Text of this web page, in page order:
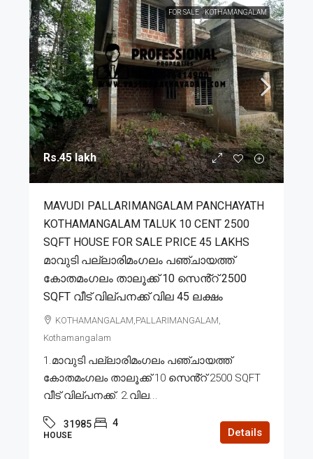
FOR SALE KOTHAMANGALAM
Rs.45 lakh
MAVUDI PALLARIMANGALAM PANCHAYATH
KOTHAMANGALAM TALUK 10 CENT 2500
SQFT HOUSE FOR SALE PRICE 45 LAKHS
മാവുടി പല്ലാരിമംഗലം പഞ്ചായത്ത്
കോതമംഗലം താലൂക്ക് 10 സെൻ്റ് 2500
SQFT വീട് വില്പനക്ക് വില 45 ലക്ഷം
KOTHAMANGALAM,PALLARIMANGALAM,
Kothamangalam
1.മാവുടി പല്ലാരിമംഗലം പഞ്ചായത്ത്
കോതമംഗലം താലൂക്ക് 10 സെൻ്റ് 2500 SQFT
വീട് വില്പനക്ക്. 2.വില...
31985 4
HOUSE Details